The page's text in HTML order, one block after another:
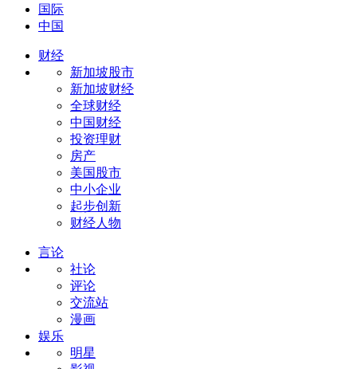
国际
中国
财经
新加坡股市
新加坡财经
全球财经
中国财经
投资理财
房产
美国股市
中小企业
起步创新
财经人物
言论
社论
评论
交流站
漫画
娱乐
明星